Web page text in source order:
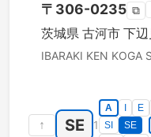
〒 306-0235 ⧉
茨城県 古河市 下辺
IBARAKI KEN KOGA
↑ SE 1
A E
SI
SE